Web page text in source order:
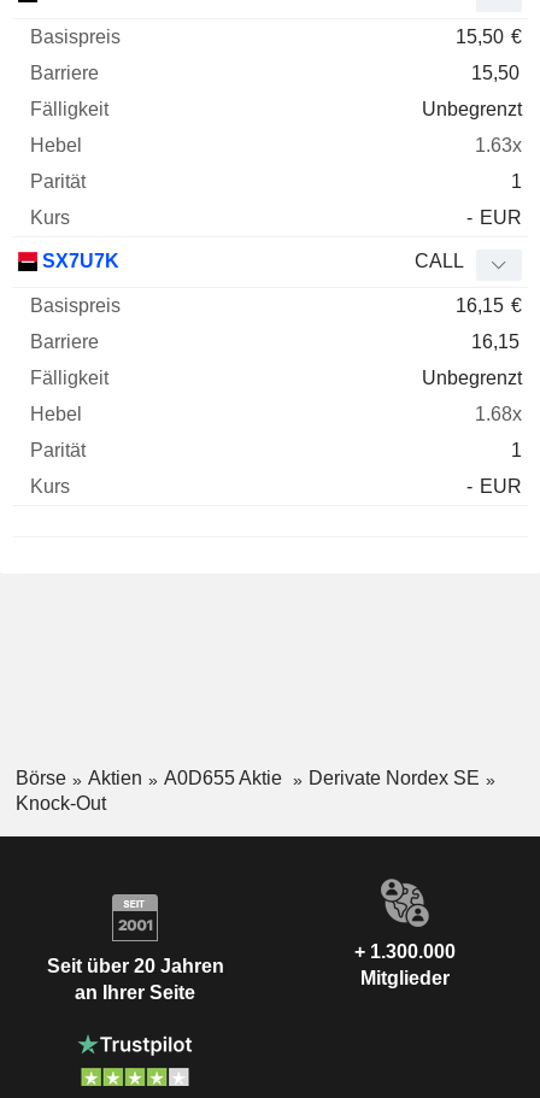
15,50 €
15,50
Unbegrenzt
1.63x
1
- EUR
SX7U7K CALL
16,15 €
16,15
Unbegrenzt
1.68x
1
- EUR
Börse Aktien A0D655 Aktie
Derivate Nordex SE
Knock-Out
Seit über 20 Jahren
an Ihrer Seite
+ 1.300.000
Mitglieder